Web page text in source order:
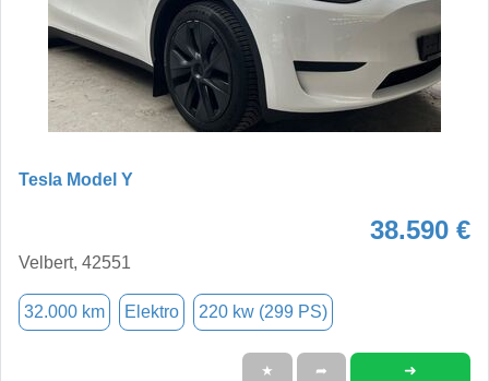
Tesla Model Y
38.590 €
Velbert, 42551
32.000 km Elektro 220 kw (299 PS)
★ ➦ ➜